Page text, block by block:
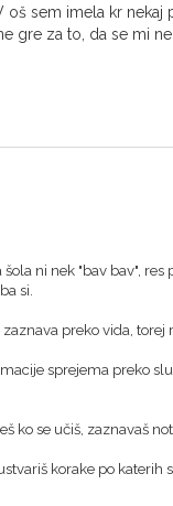
sem imela kr
gre za to, da se mi
ni nek "bav bav",
si.
preko vida, torej
sprejema preko
ko se učiš, zaznavaš
korake po katerih